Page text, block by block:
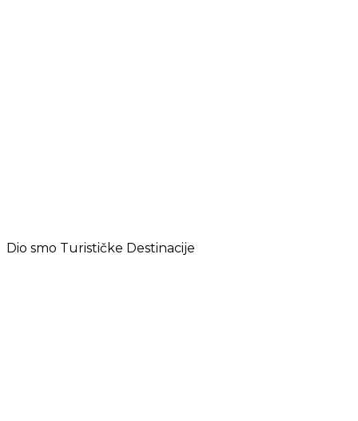
Dio smo Turističke Destinacije